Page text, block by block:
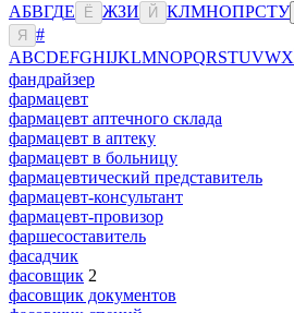
АБВГДЕ Ё ЖЗИ Й КЛМНОПРСТУ
Я
#
ABCDEFGHIJKLMNOPQRSTUVWX
фандрайзер
фармацевт
фармацевт аптечного склада
фармацевт в аптеку
фармацевт в больницу
фармацевтический представитель
фармацевт-консультант
фармацевт-провизор
фаршесоставитель
фасадчик
фасовщик 2
фасовщик документов